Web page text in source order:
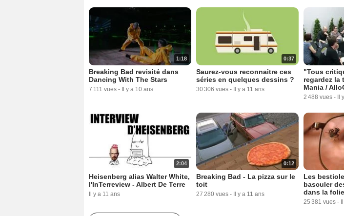
1:18
Breaking Bad revisité dans
Dancing With The Stars
7 111 vues - Il y a 10 ans
0:37
Saurez-vous reconnaitre ces
séries en quelques dessins ?
30 306 vues - Il y a 11 ans
"Tous
regardez la
Mania /
2 488 vues - Il
2:04
Heisenberg alias Walter White,
l'InTerreview - Albert De Terre
Il y a 11 ans
0:12
Breaking Bad - La pizza sur le
toit
27 280 vues - Il y a 11 ans
Les
basculer
dans la folie
25 381 vues -